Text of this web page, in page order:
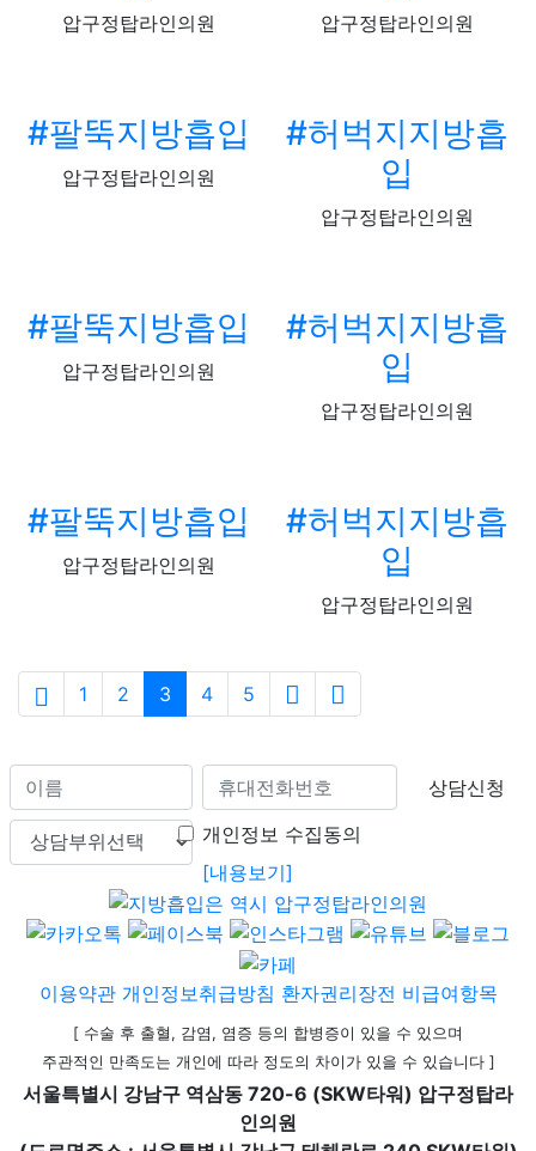
압구정탑라인의원 압구정탑라인의원
#팔뚝지방흡입
압구정탑라인의원
#허벅지지방흡
입
압구정탑라인의원
#팔뚝지방흡입
압구정탑라인의원
#허벅지지방흡
입
압구정탑라인의원
#팔뚝지방흡입
압구정탑라인의원
#허벅지지방흡
입
압구정탑라인의원
1 2 3 4 5
개인정보 수집동의
[내용보기]
상담신청
이용약관 개인정보취급방침 환자권리장전 비급여항목
[ 수술 후 출혈, 감염, 염증 등의 합병증이 있을 수 있으며
주관적인 만족도는 개인에 따라 정도의 차이가 있을 수 있습니다 ]
서울특별시 강남구 역삼동 720-6 (SKW타워) 압구정탑라
인의원